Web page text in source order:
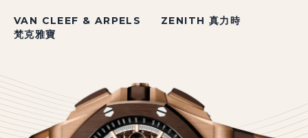
VAN CLEEF & ARPELS
梵克雅寶
ZENITH 真力時